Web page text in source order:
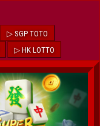
▷ SGP TOTO
▷ HK LOTTO